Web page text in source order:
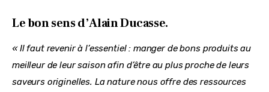
Le bon sens d’Alain Ducasse.
« Il faut revenir à l’essentiel : manger de bons produits au
meilleur de leur saison afin d’être au plus proche de leurs
saveurs originelles. La nature nous offre des ressources